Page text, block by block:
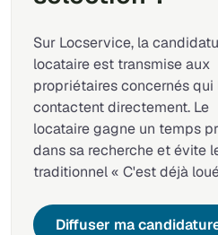
Sur Locservice, la
locataire est transmise aux
propriétaires concernés qui
contactent directement. Le
locataire gagne un temps
dans sa recherche et évite
traditionnel « C'est déjà
Diffuser ma